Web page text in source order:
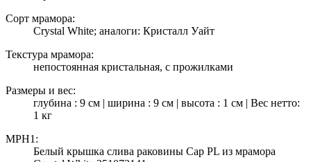
Сорт мрамора:
Crystal White; аналоги: Кристалл Уайт
Текстура мрамора:
непостоянная кристальная, с прожилками
Размеры и вес:
глубина : 9 см | ширина : 9 см | высота : 1 см | Вес нетто:
1 кг
MPH1:
Белый крышка слива раковины Cap PL из мрамора